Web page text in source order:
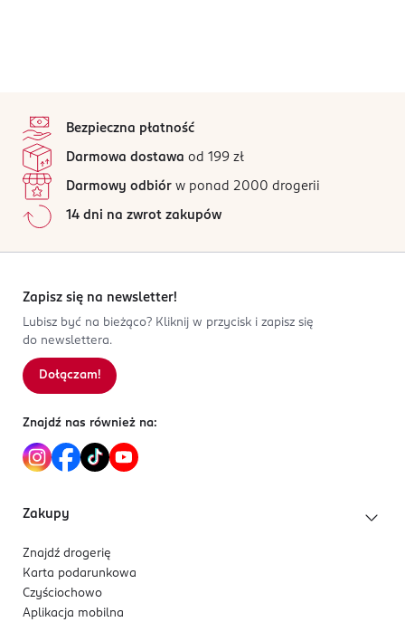
Bezpieczna płatność
Darmowa dostawa od 199 zł
Darmowy odbiór w ponad 2000 drogerii
14 dni na zwrot zakupów
Zapisz się na newsletter!
Lubisz być na bieżąco? Kliknij w przycisk i zapisz się
do newslettera.
Dołączam!
Znajdź nas również na:
Zakupy
Znajdź drogerię
Karta podarunkowa
Czyściochowo
Aplikacja mobilna